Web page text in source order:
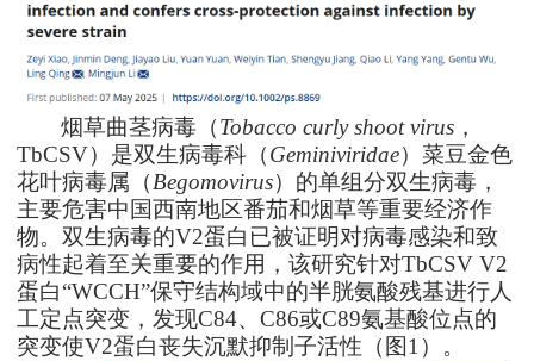
烟草曲茎病毒（Tobacco curly shoot virus ，
TbCSV）是双生病毒科（Geminiviridae）菜豆金色
花叶病毒属（Begomovirus）的单组分双生病毒，
主要危害中国西南地区番茄和烟草等重要经济作
物。双生病毒的V2蛋白已被证明对病毒感染和致
病性起着至关重要的作用，该研究针对TbCSV V2
蛋白“WCCH”保守结构域中的半胱氨酸残基进行人
工定点突变，发现C84、C86或C89氨基酸位点的
突变使V2蛋白丧失沉默抑制子活性（图1）。